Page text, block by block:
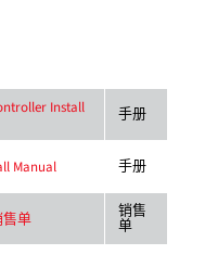
Install 手册
Manual 手册
售单 销售
单